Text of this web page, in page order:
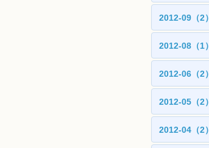
2012-09（2）
2012-08（1）
2012-06（2）
2012-05（2）
2012-04（2）